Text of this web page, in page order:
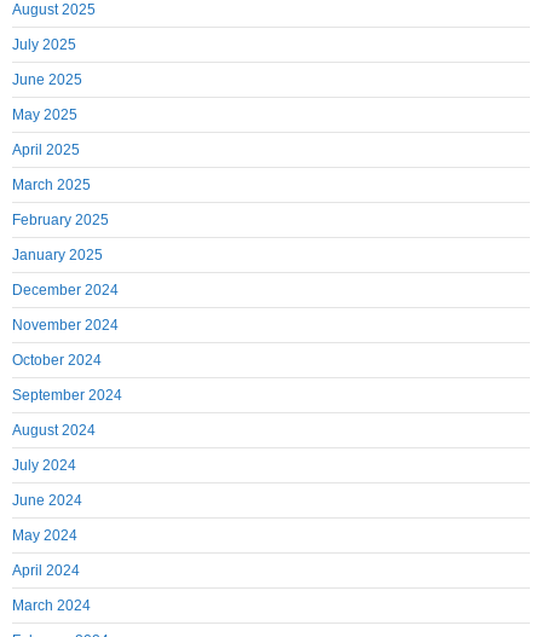
August 2025
July 2025
June 2025
May 2025
April 2025
March 2025
February 2025
January 2025
December 2024
November 2024
October 2024
September 2024
August 2024
July 2024
June 2024
May 2024
April 2024
March 2024